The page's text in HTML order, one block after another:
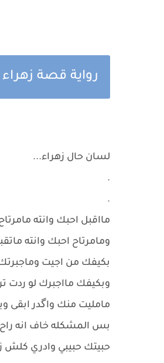
رواية قصة
لسان حال زهراء...
.
.
مااقبل احبك وانته
ومامرتاح احبك وانته
بكيفك من اجيت
وبكيفك مااجبرك لو ردت
مامليت منك واگدر ابقى
بس المشكله خاف انه
حبيتك حبيبي وادري كلش